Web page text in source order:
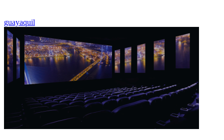
guayaquil